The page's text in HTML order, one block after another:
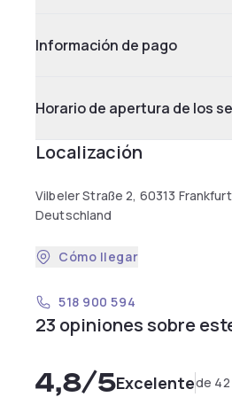
Información de pago
Horario de apertura de los
Localización
Vilbeler Straße 2, 60313
Deutschland
Cómo llegar
518 900 594
23 opiniones sobre
4,8/5Excelentede